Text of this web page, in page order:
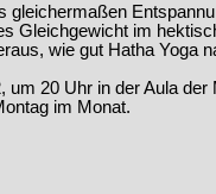
gleichermaßen
Gleichgewicht im
wie gut Hatha Yoga
um 20 Uhr in der Aula
im Monat.